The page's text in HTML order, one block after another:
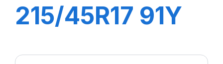
215/45R17 91Y